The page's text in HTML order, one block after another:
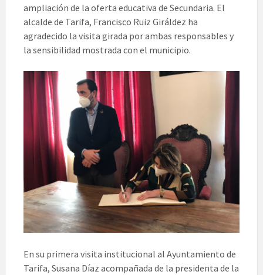
ampliación de la oferta educativa de Secundaria. El
alcalde de Tarifa, Francisco Ruiz Giráldez ha
agradecido la visita girada por ambas responsables y
la sensibilidad mostrada con el municipio.
En su primera visita institucional al Ayuntamiento de
Tarifa, Susana Díaz acompañada de la presidenta de la